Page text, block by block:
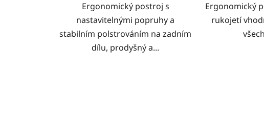
Ergonomický postroj s
nastavitelnými popruhy a
stabilním polstrováním na zadním
dílu, prodyšný a...
Ergonomický
rukojetí